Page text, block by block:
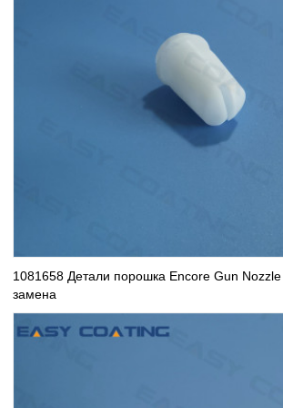
1081658 Детали порошка Encore Gun
замена